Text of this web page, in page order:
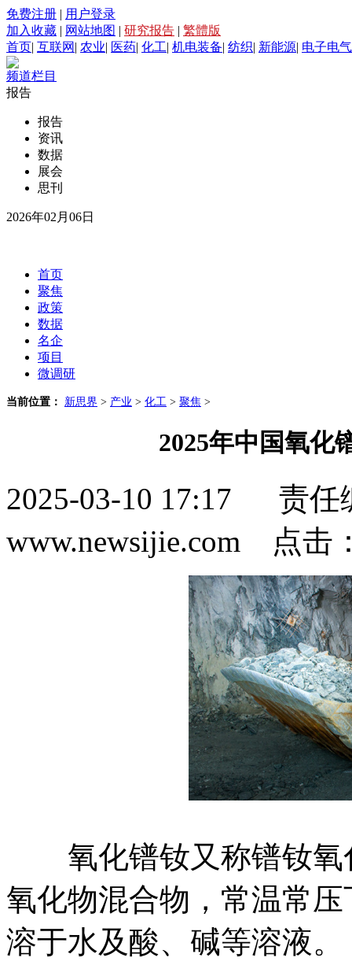
免费注册 | 用户登录
加入收藏 | 网站地图 | 研究报告 | 繁體版
首页| 互联网 | 农业| 医药| 化工| 机电装备| 纺织| 新能源| 电子电气
频道栏目
报告
报告
资讯
数据
展会
思刊
2026年02月06日
首页
聚焦
政策
数据
名企
项目
微调研
当前位置： 新思界 > 产业 > 化工 > 聚焦 >
2025年中国氧化
2025-03-10 17:17 责
www.newsijie.com 点击
氧化镨钕又称镨钕氧
氧化物混合物，常温常
溶于水及酸、碱等溶液。